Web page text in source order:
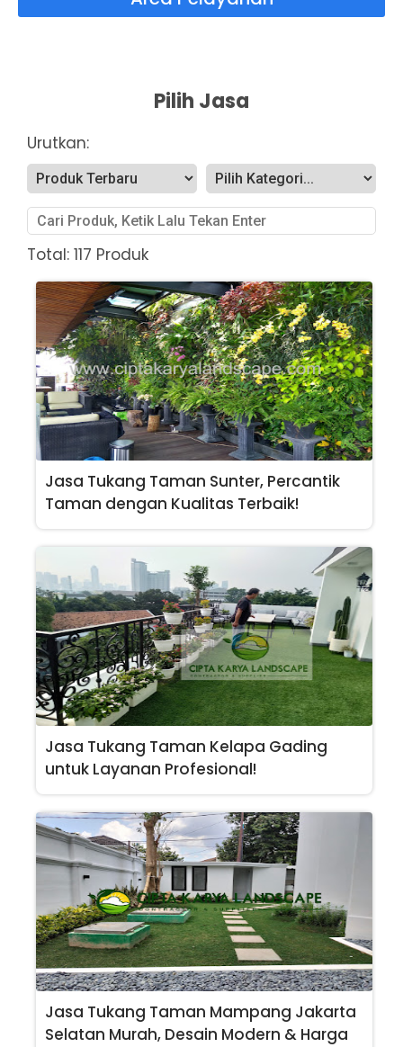
Pilih Jasa
Urutkan:
Total: 117 Produk
Jasa Tukang Taman Sunter, Percantik
Taman dengan Kualitas Terbaik!
Jasa Tukang Taman Kelapa Gading
untuk Layanan Profesional!
Jasa Tukang Taman Mampang Jakarta
Selatan Murah, Desain Modern & Harga